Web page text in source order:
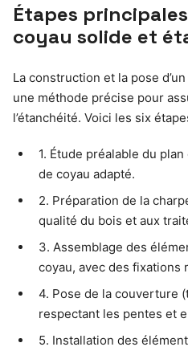
Étapes
coyau solide et
La construction et la pose
une méthode précise pour
l’étanchéité. Voici les six
1. Étude préalable du
de coyau adapté.
2. Préparation de la
qualité du bois et aux
3. Assemblage des
coyau, avec des fixations
4. Pose de la couverture
respectant les pentes et
5. Installation des